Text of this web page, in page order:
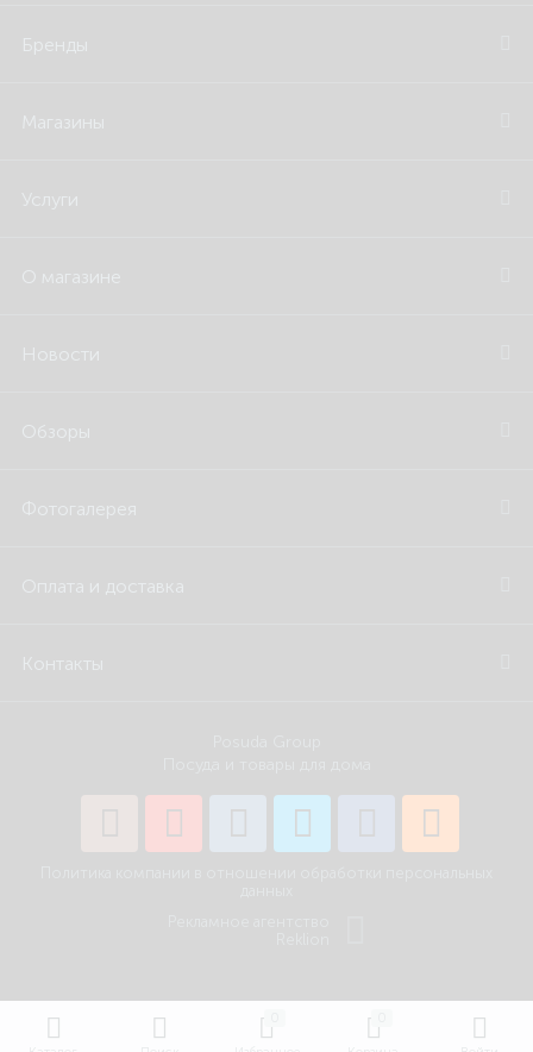
Бренды
Магазины
Услуги
О магазине
Новости
Обзоры
Фотогалерея
Оплата и доставка
Контакты